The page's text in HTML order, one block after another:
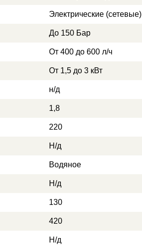
Электрические (сетевые)
До 150 Бар
От 400 до 600 л/ч
От 1,5 до 3 кВт
н/д
1,8
220
Н/д
Водяное
Н/д
130
420
Н/д